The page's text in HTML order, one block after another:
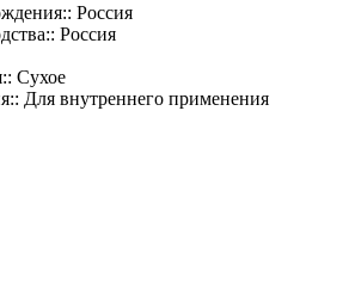
Россия
Россия
Сухое
Для внутреннего применения